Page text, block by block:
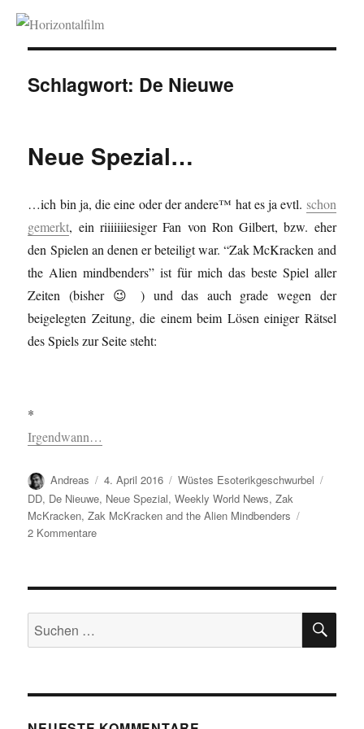
Horizontalfilm
Schlagwort: De Nieuwe
Neue Spezial…
…ich bin ja, die eine oder der andere™ hat es ja evtl. schon
gemerkt, ein riiiiiiiesiger Fan von Ron Gilbert, bzw. eher
den Spielen an denen er beteiligt war. “Zak McKracken and
the Alien mindbenders” ist für mich das beste Spiel aller
Zeiten (bisher 😉 ) und das auch grade wegen der
beigelegten Zeitung, die einem beim Lösen einiger Rätsel
des Spiels zur Seite steht:
*
Irgendwann…
Autor
Andreas
Veröffentlicht
am
4. April 2016 Kategorien
Wüstes Esoterikgeschwurbel
DD, De Nieuwe, Neue Spezial,Weekly World News,Zak
McKracken,Zak McKracken and the Alien Mindbenders
2 Kommentarezu
Suchen
nach: